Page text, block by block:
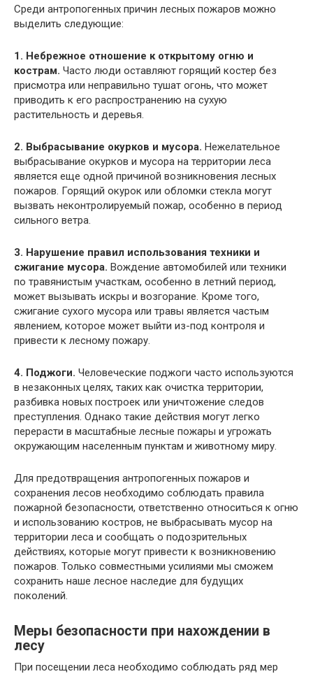
Среди антропогенных причин лесных пожаров можно
выделить следующие:
1. Небрежное отношение к открытому огню и
кострам. Часто люди оставляют горящий костер без
присмотра или неправильно тушат огонь, что может
приводить к его распространению на сухую
растительность и деревья.
2. Выбрасывание окурков и мусора. Нежелательное
выбрасывание окурков и мусора на территории леса
является еще одной причиной возникновения лесных
пожаров. Горящий окурок или обломки стекла могут
вызвать неконтролируемый пожар, особенно в период
сильного ветра.
3. Нарушение правил использования техники и
сжигание мусора. Вождение автомобилей или техники
по травянистым участкам, особенно в летний период,
может вызывать искры и возгорание. Кроме того,
сжигание сухого мусора или травы является частым
явлением, которое может выйти из-под контроля и
привести к лесному пожару.
4. Поджоги. Человеческие поджоги часто используются
в незаконных целях, таких как очистка территории,
разбивка новых построек или уничтожение следов
преступления. Однако такие действия могут легко
перерасти в масштабные лесные пожары и угрожать
окружающим населенным пунктам и животному миру.
Для предотвращения антропогенных пожаров и
сохранения лесов необходимо соблюдать правила
пожарной безопасности, ответственно относиться к огню
и использованию костров, не выбрасывать мусор на
территории леса и сообщать о подозрительных
действиях, которые могут привести к возникновению
пожаров. Только совместными усилиями мы сможем
сохранить наше лесное наследие для будущих
поколений.
Меры безопасности при нахождении в
лесу
При посещении леса необходимо соблюдать ряд мер